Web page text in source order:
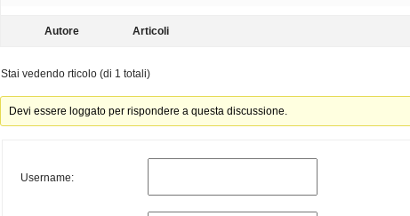
Autore Articoli
Stai vedendo rticolo (di 1 totali)
Devi essere loggato per rispondere a questa discussione.
Username: